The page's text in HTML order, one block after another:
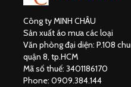
Công ty MINH CHÂU
Sản xuất áo mưa các loại
Văn phòng đại diện: P.108
quận 8, tp.HCM
Mã số thuế: 3401186170
Phone: 0909.384.144